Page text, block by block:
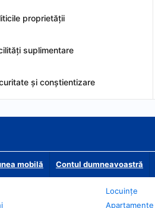
proprietății
suplimentare
și conștientizare
mobilă Contul dumneavoastră
Locuințe
Apartamente